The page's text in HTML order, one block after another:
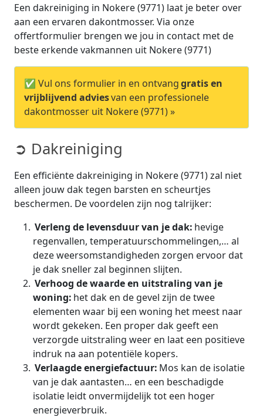
Een dakreiniging in Nokere (9771) laat je beter over
aan een ervaren dakontmosser. Via onze
offertformulier brengen we jou in contact met de
beste erkende vakmannen uit Nokere (9771)
✅ Vul ons formulier in en ontvanggratis en
vrijblijvend adviesvan een professionele
dakontmosser uit Nokere (9771) »
➲ Dakreiniging
Een efficiënte dakreiniging in Nokere (9771) zal niet
alleen jouw dak tegen barsten en scheurtjes
beschermen. De voordelen zijn nog talrijker:
Verleng de levensduur van je dak: hevige
regenvallen, temperatuurschommelingen,… al
deze weersomstandigheden zorgen ervoor dat
je dak sneller zal beginnen slijten.
Verhoog de waarde en uitstraling van je
woning: het dak en de gevel zijn de twee
elementen waar bij een woning het meest naar
wordt gekeken. Een proper dak geeft een
verzorgde uitstraling weer en laat een positieve
indruk na aan potentiële kopers.
Verlaagde energiefactuur: Mos kan de isolatie
van je dak aantasten… en een beschadigde
isolatie leidt onvermijdelijk tot een hoger
energieverbruik.